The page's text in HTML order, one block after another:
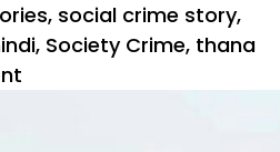
, social crime story,
, Society Crime, thana